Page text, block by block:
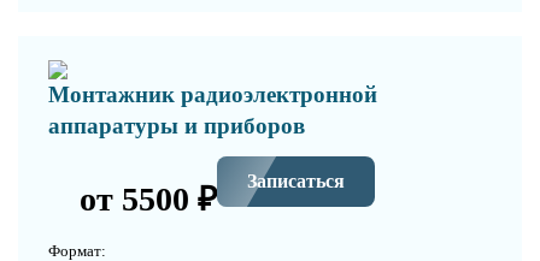
Монтажник радиоэлектронной
аппаратуры и приборов
от 5500 ₽ Записаться
Формат: